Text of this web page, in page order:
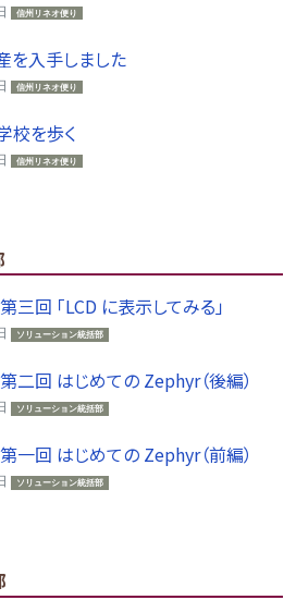
信州リネオ便り
を入手しました
信州リネオ便り
校を歩く
信州リネオ便り
三回 「LCD に表示してみる」
ソリューション統括部
二回 はじめての Zephyr（後編）
ソリューション統括部
一回 はじめての Zephyr（前編）
ソリューション統括部